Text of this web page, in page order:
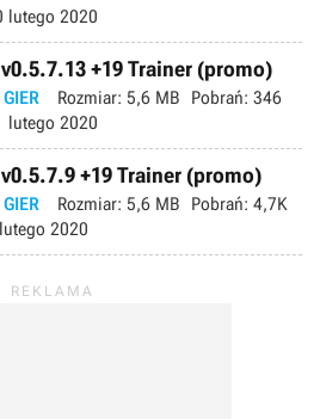
lutego 2020
+19 Trainer (promo)
Rozmiar: 5,6 MB Pobrań: 346
lutego 2020
+19 Trainer (promo)
Rozmiar: 5,6 MB Pobrań: 4,7K
2020